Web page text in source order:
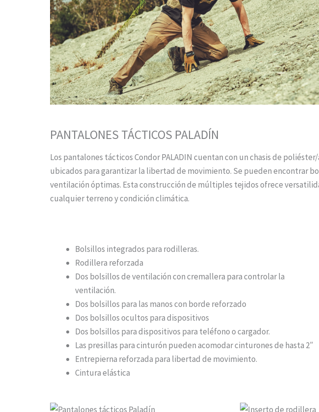
PANTALONES TÁCTICOS PALADÍN
Los pantalones tácticos Condor PALADIN cuentan con un chasis de
ubicados para garantizar la libertad de movimiento. Se pueden encontrar
ventilación óptimas. Esta construcción de múltiples tejidos ofrece
cualquier terreno y condición climática.
Bolsillos integrados para rodilleras.
Rodillera reforzada
Dos bolsillos de ventilación con cremallera para controlar la
ventilación.
Dos bolsillos para las manos con borde reforzado
Dos bolsillos ocultos para dispositivos
Dos bolsillos para dispositivos para teléfono o cargador.
Las presillas para cinturón pueden acomodar cinturones de hasta 2″
Entrepierna reforzada para libertad de movimiento.
Cintura elástica